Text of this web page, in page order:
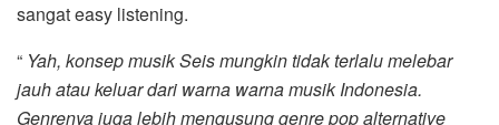
sangat easy listening.
“ Yah, konsep musik Seis mungkin tidak terlalu melebar
jauh atau keluar dari warna warna musik Indonesia.
Genrenya juga lebih mengusung genre pop alternative